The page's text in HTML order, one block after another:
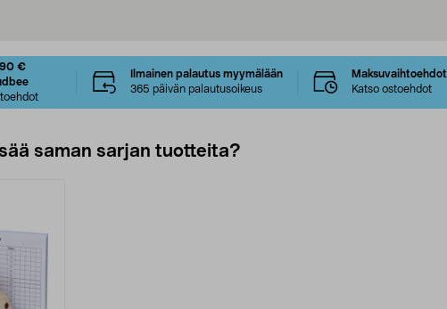
€
Ilmainen palautus myymälään
365 päivän palautusoikeus
Maksuvaihtoehdot
Katso ostoehdot
saman sarjan tuotteita?